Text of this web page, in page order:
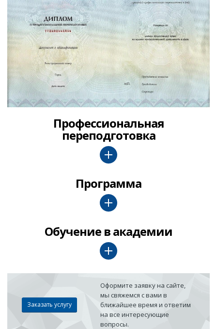
Профессиональная
переподготовка
Программа
Обучение в академии
Заказать услугу
Оформите заявку на сайте,
мы свяжемся с вами в
ближайшее время и ответим
на все интересующие
вопросы.